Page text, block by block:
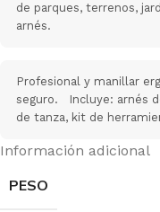
de parques, terrenos,
arnés.
Profesional y manillar
seguro. Incluye: arnés
de tanza, kit de
Información adicional
PESO